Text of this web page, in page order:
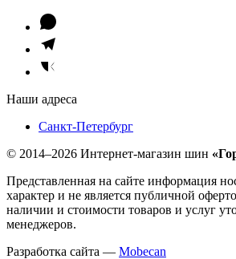
Наши адреса
Санкт-Петербург
© 2014–2026 Интернет-магазин шин
Представленная на сайте информация
характер и не является публичной
наличии и стоимости товаров и услуг
менеджеров.
Разработка сайта — Mobecan